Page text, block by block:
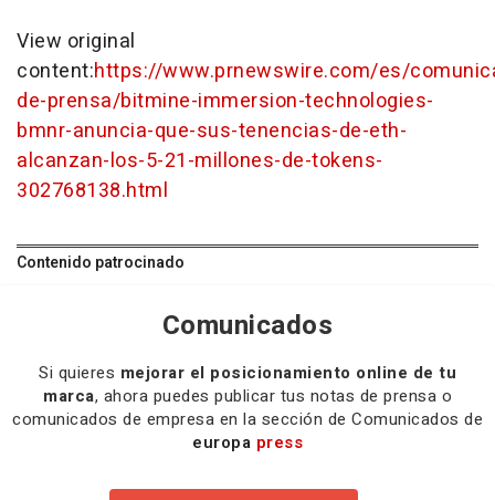
View original
content:https://www.prnewswire.com/es/
de-prensa/bitmine-immersion-technologies-
bmnr-anuncia-que-sus-tenencias-de-eth-
alcanzan-los-5-21-millones-de-tokens-
302768138.html
Contenido patrocinado
Comunicados
Si quieres mejorar el posicionamiento online de tu
marca, ahora puedes publicar tus notas de prensa o
comunicados de empresa en la sección de Comunicados de
europa press